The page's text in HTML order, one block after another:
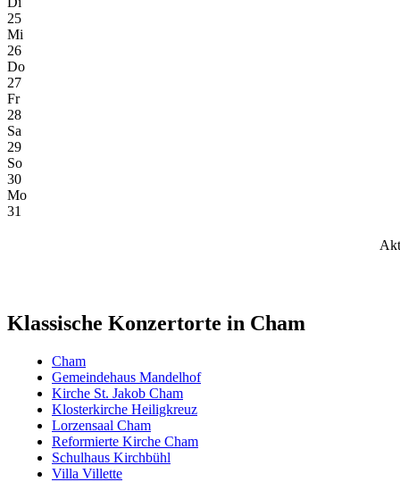
25
Mi
26
Do
27
Fr
28
Sa
29
So
30
Mo
31
Klassische Konzertorte in Cham
Cham
Gemeindehaus Mandelhof
Kirche St. Jakob Cham
Klosterkirche Heiligkreuz
Lorzensaal Cham
Reformierte Kirche Cham
Schulhaus Kirchbühl
Villa Villette